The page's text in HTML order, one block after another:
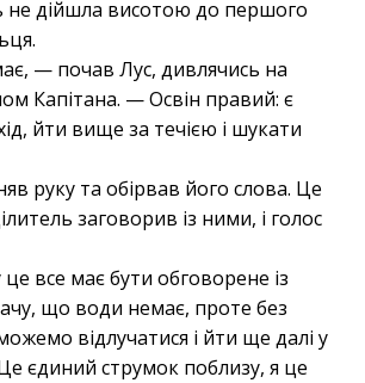
не дійшла висотою до першого
— почав Лус, дивлячись на
Капітана. — Освін правий: є
йти вище за течією і шукати
руку та обірвав його слова. Це
заговорив із ними, і голос
все має бути обговорене із
що води немає, проте без
відлучатися і йти ще далі у
єдиний струмок поблизу, я це